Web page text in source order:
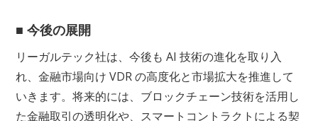
■ 今後の展開
リーガルテック社は、今後も AI 技術の進化を取り入
れ、金融市場向け VDR の高度化と市場拡大を推進して
いきます。将来的には、ブロックチェーン技術を活用し
た金融取引の透明化や、スマートコントラクトによる契